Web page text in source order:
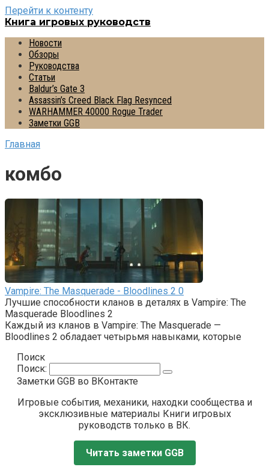
Перейти к контенту
Книга игровых руководств
Новости
Обзоры
Руководства
Статьи
Baldur’s Gate 3
Assassin’s Creed Black Flag Resynced
WARHAMMER 40000 Rogue Trader
Заметки GGB
Главная
комбо
Vampire: The Masquerade - Bloodlines 2 0
Лучшие способности кланов в деталях в Vampire: The
Masquerade Bloodlines 2
Каждый из кланов в Vampire: The Masquerade —
Bloodlines 2 обладает четырьмя навыками, которые
Поиск
Поиск:
Заметки GGB во ВКонтакте
Игровые события, механики, находки сообщества и
эксклюзивные материалы Книги игровых
руководств только в ВК.
Читать заметки GGB